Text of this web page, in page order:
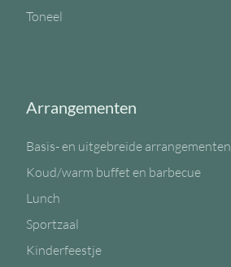
Toneel
Arrangementen
Basis- en uitgebreide arrangementen
Koud/warm buffet en barbecue
Lunch
Sportzaal
Kinderfeestje